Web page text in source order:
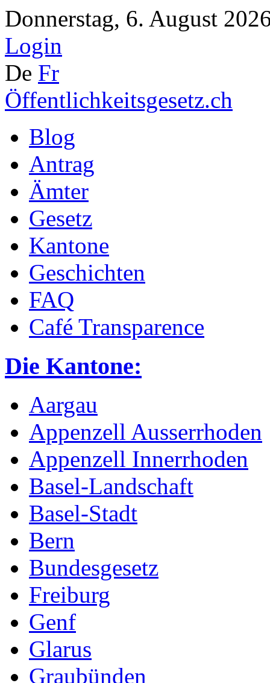
Donnerstag, 6. August
Login
De Fr
Öffentlichkeitsgesetz.ch
Blog
Antrag
Ämter
Gesetz
Kantone
Geschichten
FAQ
Café Transparence
Die Kantone:
Aargau
Appenzell Ausserrhoden
Appenzell Innerrhoden
Basel-Landschaft
Basel-Stadt
Bern
Bundesgesetz
Freiburg
Genf
Glarus
Graubünden